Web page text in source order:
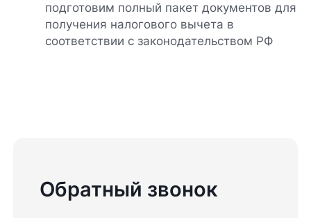
подготовим полный пакет документов для
получения налогового вычета в
соответствии с законодательством РФ
Обратный звонок